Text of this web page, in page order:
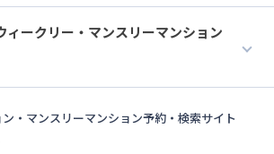
ィークリー・マンスリーマンション
・マンスリーマンション予約・検索サイト